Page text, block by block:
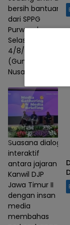
bersih bantuan
dari SPPG
Purwasaba,
Selasa,
4/8/2026. Foto :
(Gunawan/Lensa
Nusantara)
Suasana dialog
interaktif
antara jajaran
Kanwil DJP
Jawa Timur II
dengan insan
media
membahas